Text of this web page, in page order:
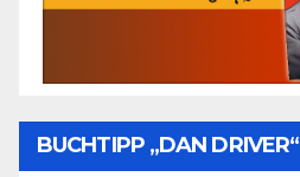
BUCHTIPP „DAN DRIVER“